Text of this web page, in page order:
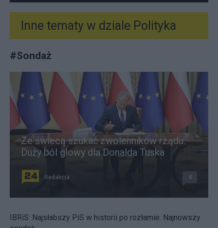
Inne tematy w dziale Polityka
#Sondaż
Ze świecą szukać zwolenników rządu.
Duży ból głowy dla Donalda Tuska
Redakcja 4
IBRiS: Najsłabszy PiS w historii po rozłamie. Najnowszy